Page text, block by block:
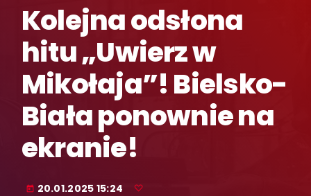
Kolejna odsłona
hitu „Uwierz w
Mikołaja”! Bielsko-
Biała ponownie na
ekranie!
today 20.01.2025 15:24